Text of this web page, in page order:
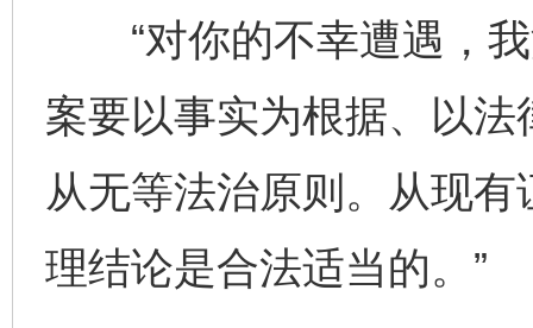
“对你的不幸遭遇，我
案要以事实为根据、以
从无等法治原则。从现
理结论是合法适当的。”